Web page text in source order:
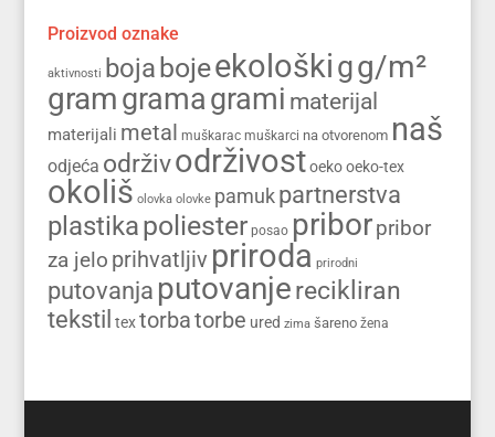
Proizvod oznake
aktivnosti boja bojeekološkigg/m²
gramgramagrami materijal
materijali metal muškarac muškarci na otvorenom naš
odjeća održivodrživost oeko oeko-tex
okoliš olovka olovke pamuk partnerstva
plastikapoliester posao priborpribor
za jelo prihvatljiv priroda prirodni
putovanja putovanjerecikliran
tekstil tex torbatorbe ured zima šareno žena